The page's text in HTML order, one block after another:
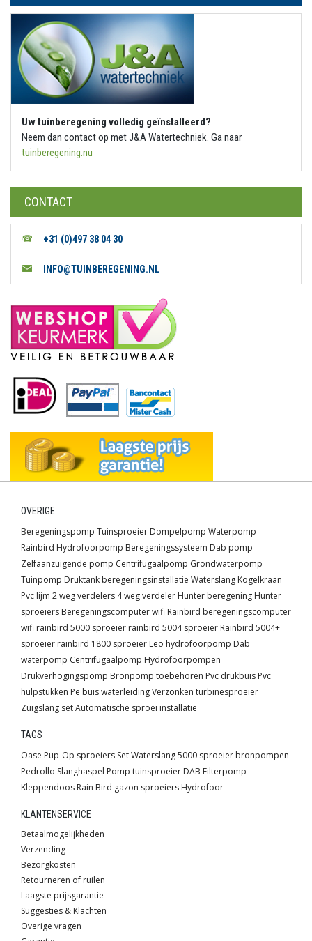
Uw tuinberegening volledig geïnstalleerd?
Neem dan contact op met J&A Watertechniek. Ga naar
tuinberegening.nu
CONTACT
+31 (0)497 38 04 30
INFO@TUINBEREGENING.NL
OVERIGE
Beregeningspomp Tuinsproeier Dompelpomp Waterpomp
Rainbird Hydrofoorpomp Beregeningssysteem Dab pomp
Zelfaanzuigende pomp Centrifugaalpomp Grondwaterpomp
Tuinpomp Druktank beregeningsinstallatie Waterslang Kogelkraan
Pvc lijm 2 weg verdelers 4 weg verdeler Hunter beregening Hunter
sproeiers Beregeningscomputer wifi Rainbird beregeningscomputer
wifi rainbird 5000 sproeier rainbird 5004 sproeier Rainbird 5004+
sproeier rainbird 1800 sproeier Leo hydrofoorpomp Dab
waterpomp Centrifugaalpomp Hydrofoorpompen
Drukverhogingspomp Bronpomp toebehoren Pvc drukbuis Pvc
hulpstukken Pe buis waterleidingVerzonken turbinesproeier
Zuigslang setAutomatische sproei installatie
TAGS
Oase Pup-Op sproeiers SetWaterslang5000 sproeier bronpompen
Pedrollo Slanghaspel Pomp tuinsproeier DAB Filterpomp
Kleppendoos Rain Bird gazon sproeiers Hydrofoor
KLANTENSERVICE
Betaalmogelijkheden
Verzending
Bezorgkosten
Retourneren of ruilen
Laagste prijsgarantie
Suggesties & Klachten
Overige vragen